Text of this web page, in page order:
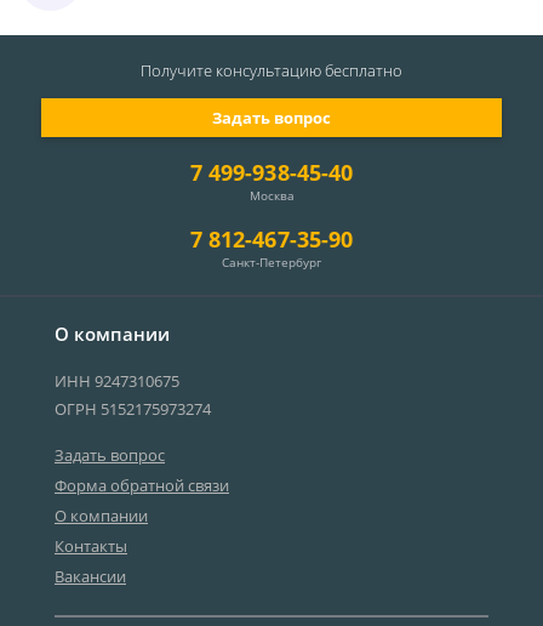
О компании
ИНН 9247310675
ОГРН 5152175973274
Задать вопрос
Форма обратной связи
О компании
Контакты
Вакансии
7 499-938-45-40
Москва
7 812-467-35-90
Санкт-Петербург
Задать вопрос
Получите консультациюбесплатно